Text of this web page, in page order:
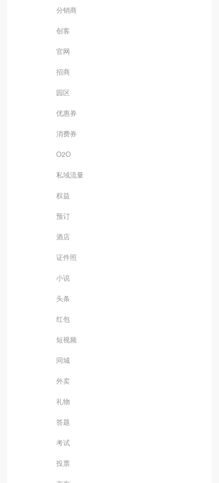
分销商
创客
官网
招商
园区
优惠券
消费券
O2O
私域流量
权益
预订
酒店
证件照
小说
头条
红包
短视频
同城
外卖
礼物
答题
考试
投票